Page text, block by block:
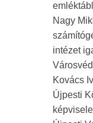
Nagy
intézet
Kovács
Újpesti